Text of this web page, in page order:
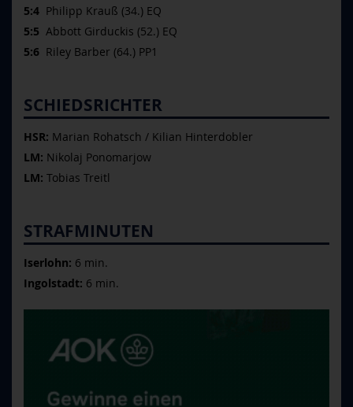
5:4 Philipp Krauß (34.) EQ
5:5 Abbott Girduckis (52.) EQ
5:6 Riley Barber (64.) PP1
SCHIEDSRICHTER
HSR: Marian Rohatsch / Kilian Hinterdobler
LM: Nikolaj Ponomarjow
LM: Tobias Treitl
STRAFMINUTEN
Iserlohn: 6 min.
Ingolstadt: 6 min.